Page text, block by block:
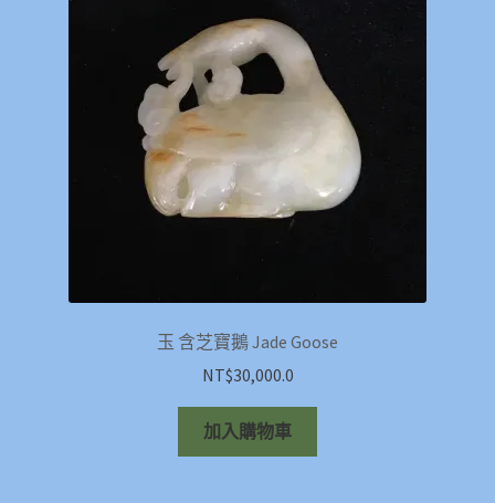
玉 含芝寶鵝 Jade Goose
NT$30,000.0
加入購物車